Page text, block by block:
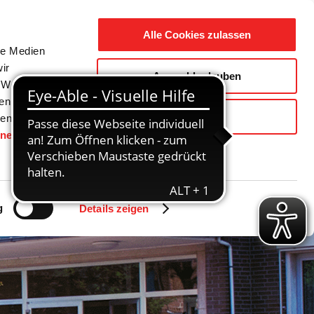
Medien
Daten
gesetzt.
Details zeigen
Alle Cookies zulassen
Auswahl erlauben
Ablehnen
Gemeinde / Geschichte